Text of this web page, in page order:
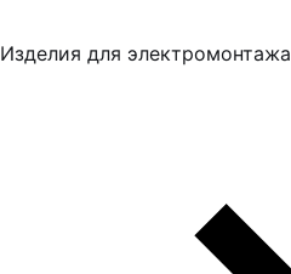
Изделия для электромонтажа